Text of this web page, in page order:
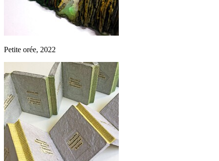
Petite orée, 2022